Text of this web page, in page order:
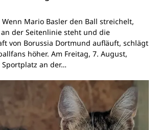
Mario Basler den Ball streichelt,
der Seitenlinie steht und die
von Borussia Dortmund aufläuft, schlägt
höher. Am Freitag, 7. August,
an der…